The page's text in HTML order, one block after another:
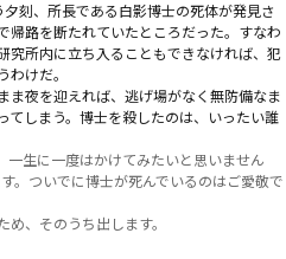
刻、所長である白影博士の死体が発見さ
帰路を断たれていたところだった。すなわ
究所内に立ち入ることもできなければ、犯
けだ。
夜を迎えれば、逃げ場がなく無防備なま
てしまう。博士を殺したのは、いったい誰
一生に一度はかけてみたいと思いません
。ついでに博士が死んでいるのはご愛敬で
、そのうち出します。